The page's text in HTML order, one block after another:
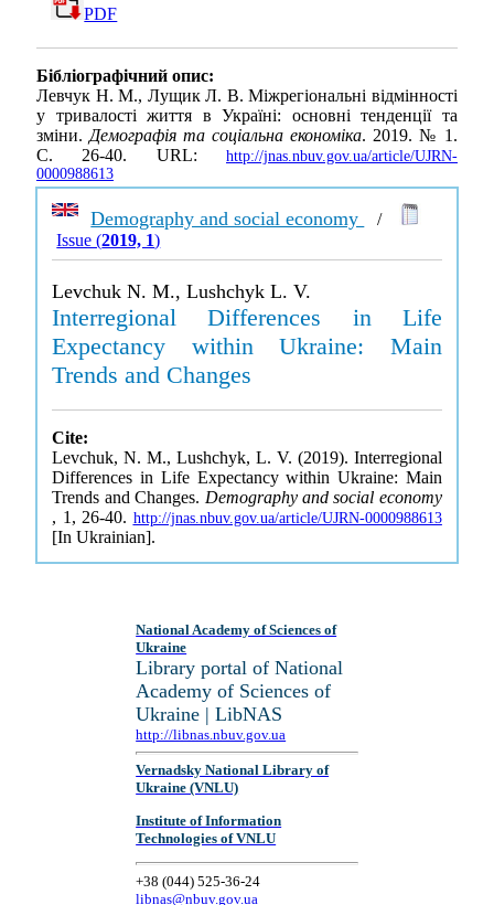
PDF
Бібліографічний опис:
Левчук Н. М., Лущик Л. В. Міжрегіональні відмінності
у тривалості життя в Україні: основні тенденції та
зміни.Демографія та соціальна економіка. 2019. № 1.
С. 26-40. URL: http://jnas.nbuv.gov.ua/article/UJRN-
0000988613
Demography and social economy
/
Issue (2019, 1)
Levchuk N. M., Lushchyk L. V.
Interregional Differences in Life
Expectancy within Ukraine: Main
Trends and Changes
Cite:
Levchuk, N. M., Lushchyk, L. V. (2019). Interregional
Differences in Life Expectancy within Ukraine: Main
Trends and Changes. Demography and social economy
, 1, 26-40. http://jnas.nbuv.gov.ua/article/UJRN-0000988613
[In Ukrainian].
National Academy of Sciences of
Ukraine
Library portal of National
Academy of Sciences of
Ukraine | LibNAS
http://libnas.nbuv.gov.ua
Vernadsky National Library of
Ukraine (VNLU)
Institute of Information
Technologies of VNLU
+38 (044) 525-36-24
libnas@nbuv.gov.ua